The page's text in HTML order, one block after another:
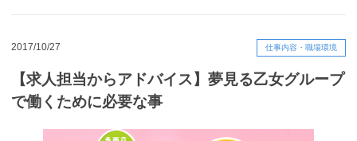
2017/10/27 仕事内容・職場環境
【求人担当からアドバイス】夢見る乙女グループ
で働くために必要な事